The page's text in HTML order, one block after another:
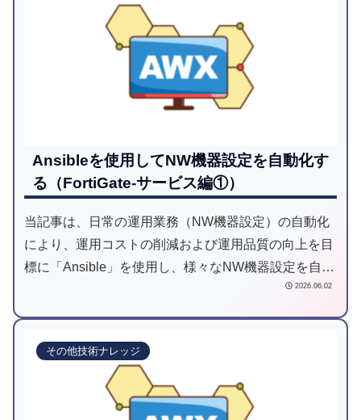
Ansibleを使用してNW機器設定を自動化す
る（FortiGate-サービス編①）
当記事は、日常の運用業務（NW機器設定）の自動化
により、運用コストの削減および運用品質の向上を目
標に「Ansible」を使用し、様々なNW機器設定を自動
2026.06.02
その他技術ナレッジ